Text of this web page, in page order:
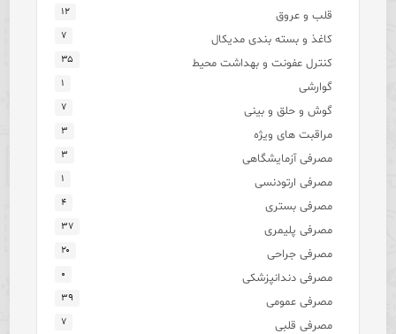
قلب و عروق ۱۲
کاغذ و بسته بندی مدیکال ۷
کنترل عفونت و بهداشت محیط ۳۵
گوارشی ۱
گوش و حلق و بینی ۷
مراقبت های ویژه ۳
مصرفی آزمایشگاهی ۳
مصرفی ارتودنسی ۱
مصرفی بستری ۴
مصرفی پلیمری ۳۷
مصرفی جراحی ۲۰
مصرفی دندانپزشکی ۰
مصرفی عمومی ۳۹
مصرفی قلبی ۷